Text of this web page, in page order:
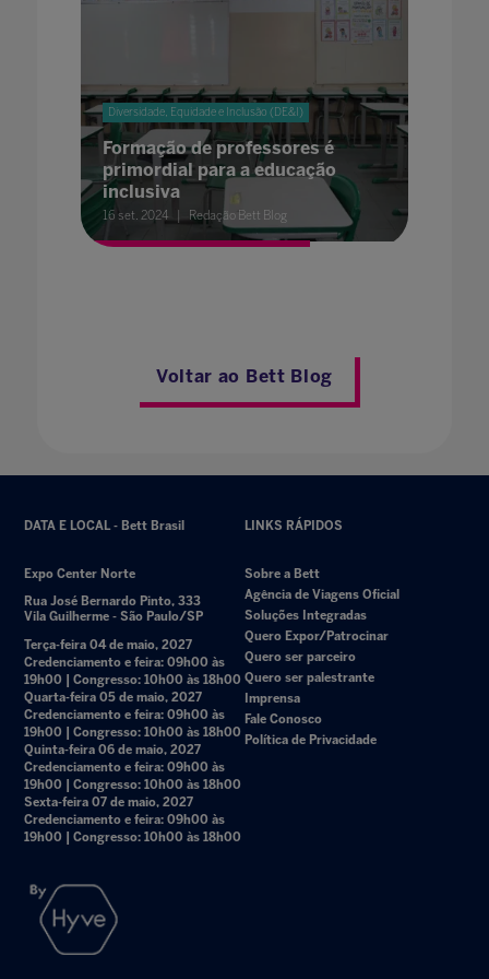
Diversidade, Equidade e Inclusão (DE&I)
Formação de professores é
primordial para a educação
inclusiva
16 set. 2024 Redação Bett Blog
Voltar ao Bett Blog
DATA E LOCAL - Bett Brasil
Expo Center Norte
Rua José Bernardo Pinto, 333
Vila Guilherme - São Paulo/SP
Terça-feira 04 de maio, 2027
Credenciamento e feira: 09h00 às
19h00 | Congresso: 10h00 às 18h00
Quarta-feira 05 de maio, 2027
Credenciamento e feira: 09h00 às
19h00 | Congresso: 10h00 às 18h00
Quinta-feira 06 de maio, 2027
Credenciamento e feira: 09h00 às
19h00 | Congresso: 10h00 às 18h00
Sexta-feira 07 de maio, 2027
Credenciamento e feira: 09h00 às
19h00 | Congresso: 10h00 às 18h00
LINKS RÁPIDOS
Sobre a Bett
Agência de Viagens Oficial
Soluções Integradas
Quero Expor/Patrocinar
Quero ser parceiro
Quero ser palestrante
Imprensa
Fale Conosco
Política de Privacidade